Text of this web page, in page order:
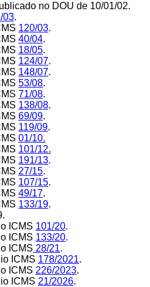
no DOU de 10/01/02.
03.
120/03.
40/04.
18/05.
124/07.
148/07.
53/08.
71/08.
138/08.
69/09.
119/09.
01/10.
101/12.
191/13.
27/15.
107/15.
49/17.
133/19.
ICMS 101/20.
ICMS 133/20.
ICMS 28/21.
ICMS 178/2021.
ICMS 226/2023.
ICMS 21/2026.